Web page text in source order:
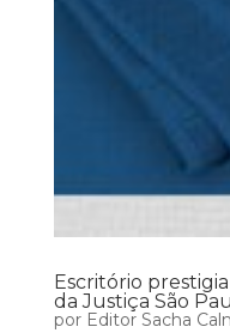
Escritório
da Justiça São
por Editor Sacha